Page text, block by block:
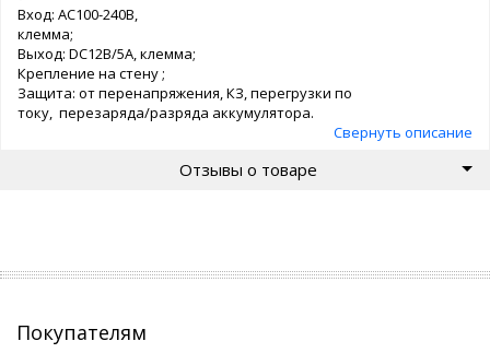
Вход: AC100-240В,
клемма;
Выход: DC12В/5А, клемма;
Крепление на стену ;
Защита: от перенапряжения, КЗ, перегрузки по
току, перезаряда/разряда аккумулятора.
Свернуть описание
Отзывы о товаре
Покупателям